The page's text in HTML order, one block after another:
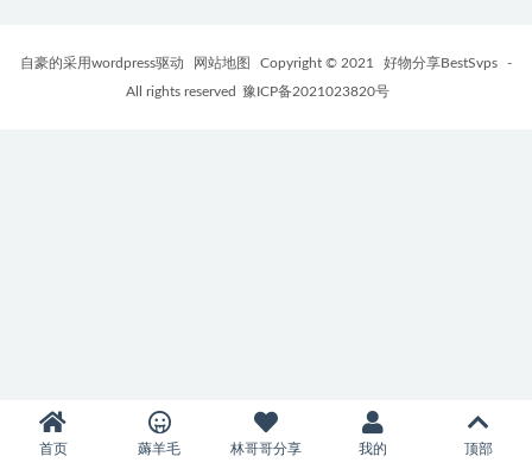
自豪的采用wordpress驱动 网站地图 Copyright © 2021 好物分享BestSvps
-
All rights reserved 豫ICP备2021023820号
首页 薅羊毛 林哥哥分享 我的 顶部